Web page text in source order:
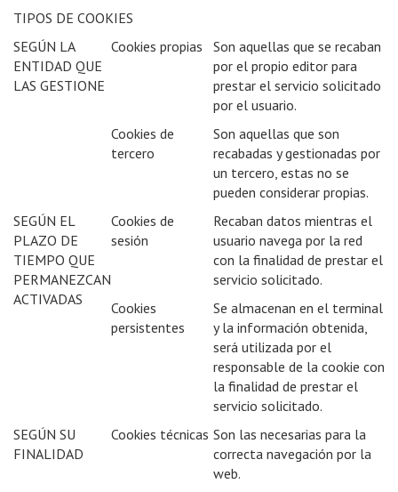
TIPOS DE COOKIES
SEGÚN LA
ENTIDAD QUE
LAS GESTIONE
Cookies propias
Son aquellas que se recaban
por el propio editor para
prestar el servicio solicitado
por el usuario.
Cookies de
tercero
Son aquellas que son
recabadas y gestionadas por
un tercero, estas no se
pueden considerar propias.
SEGÚN EL
PLAZO DE
TIEMPO QUE
PERMANEZCAN
ACTIVADAS
Cookies de
sesión
Recaban datos mientras el
usuario navega por la red
con la finalidad de prestar el
servicio solicitado.
Cookies
persistentes
Se almacenan en el terminal
y la información obtenida,
será utilizada por el
responsable de la cookie con
la finalidad de prestar el
servicio solicitado.
SEGÚN SU
FINALIDAD
Cookies técnicas Son las necesarias para la
correcta navegación por la
web.